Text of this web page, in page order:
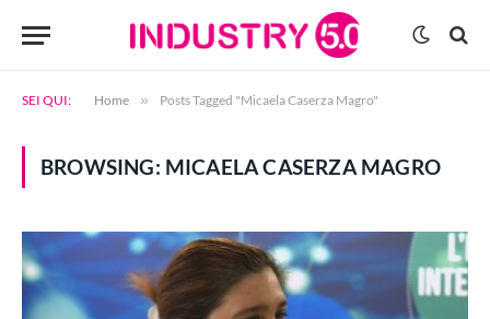
SEI QUI: Home » Posts Tagged "Micaela Caserza Magro"
BROWSING: MICAELA CASERZA MAGRO